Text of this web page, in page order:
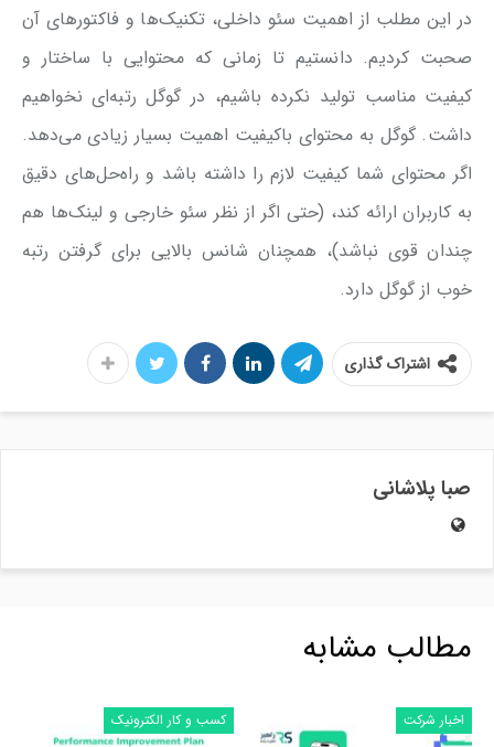
در این مطلب از اهمیت سئو داخلی، تکنیک‌ها و فاکتورهای آن
صحبت کردیم. دانستیم تا زمانی که محتوایی با ساختار و
کیفیت مناسب تولید نکرده باشیم، در گوگل رتبه‌ای نخواهیم
داشت. گوگل به محتوای باکیفیت اهمیت بسیار زیادی می‌دهد.
اگر محتوای شما کیفیت لازم را داشته باشد و راه‌حل‌های دقیق
به کاربران ارائه کند، (حتی اگر از نظر سئو خارجی و لینک‌ها هم
چندان قوی نباشد)، همچنان شانس بالایی برای گرفتن رتبه
خوب از گوگل دارد.
اشتراک گذاری
صبا پلاشانی
مطالب مشابه
اخبار شرکت کسب و کار الکترونیک